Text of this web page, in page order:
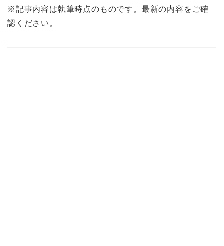
※記事内容は執筆時点のものです。最新の内容をご確
認ください。